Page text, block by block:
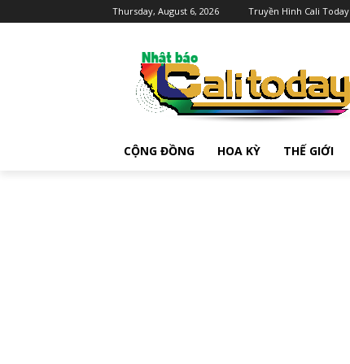
Thursday, August 6, 2026 Truyền Hình Cali Today
CỘNG ĐỒNG HOA KỲ THẾ GIỚI